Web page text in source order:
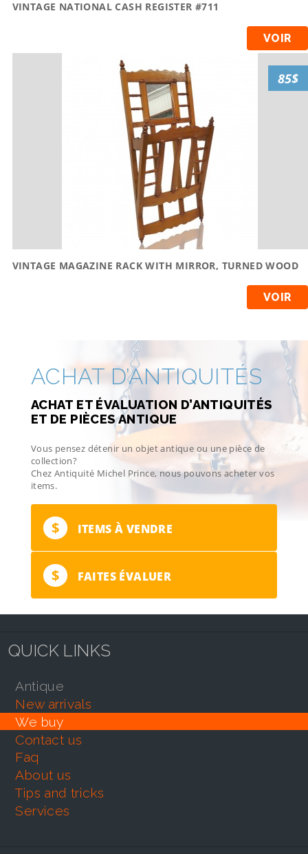
VINTAGE NATIONAL CASH REGISTER #711
VOIR
VINTAGE MAGAZINE RACK WITH MIRROR, TURNED WOOD
VOIR
85$
ACHAT D’ANTIQUITÉS
ACHAT ET ÉVALUATION D’ANTIQUITÉS
ET DE PIÈCES ANTIQUE
Vous pensez détenir un objet antique ou une pièce de
collection?
Chez Antiquité Michel Prince, nous pouvons acheter vos
items.
$ ITEMS À VENDRE
$ FAITES ÉVALUER
QUICK LINKS
antique
new arrivals
we buy
contact us
faq
about us
tips and tricks
services